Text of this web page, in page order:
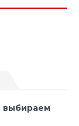
выбираем